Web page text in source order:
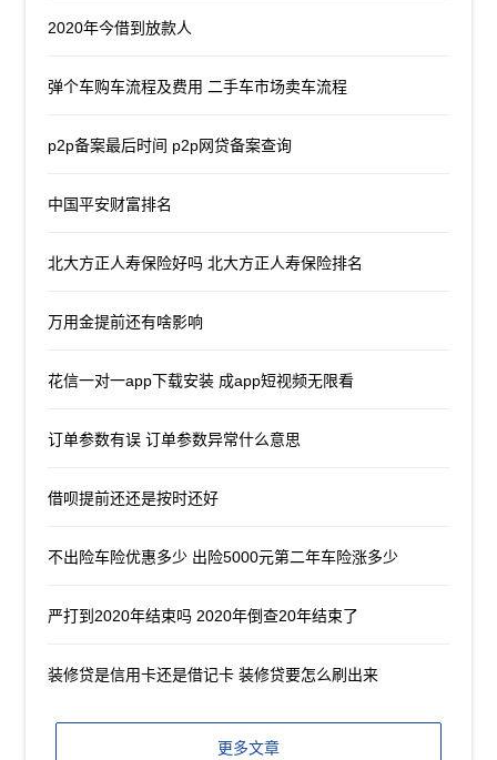
2020年今借到放款人
弹个车购车流程及费用 二手车市场卖车流程
p2p备案最后时间 p2p网贷备案查询
中国平安财富排名
北大方正人寿保险好吗 北大方正人寿保险排名
万用金提前还有啥影响
花信一对一app下载安装 成app短视频无限看
订单参数有误 订单参数异常什么意思
借呗提前还还是按时还好
不出险车险优惠多少 出险5000元第二年车险涨多少
严打到2020年结束吗 2020年倒查20年结束了
装修贷是信用卡还是借记卡 装修贷要怎么刷出来
更多文章